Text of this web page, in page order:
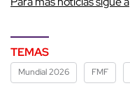
TEMAS
Mundial 2026 FMF